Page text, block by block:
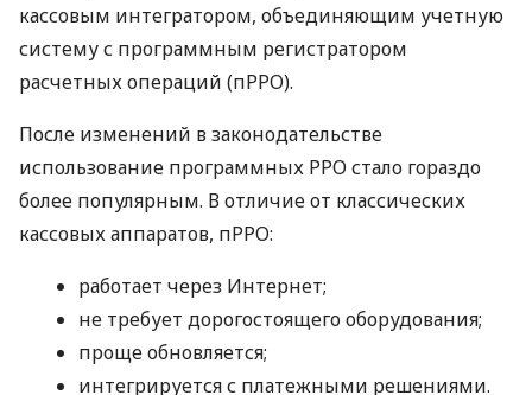
кассовым интегратором, объединяющим учетную
систему с программным регистратором
расчетных операций (пРРО).
После изменений в законодательстве
использование программных РРО стало гораздо
более популярным. В отличие от классических
кассовых аппаратов, пРРО:
работает через Интернет;
не требует дорогостоящего оборудования;
проще обновляется;
интегрируется с платежными решениями.